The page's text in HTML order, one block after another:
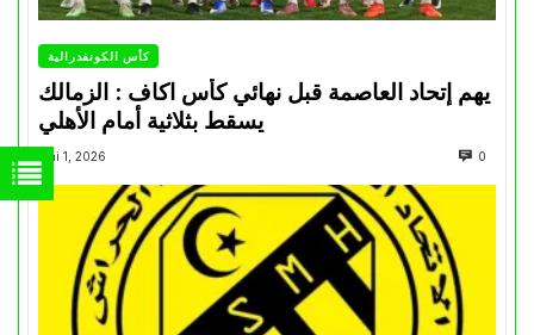
كأس الكونفدرالية
يهم إتحاد العاصمة قبل نهائي كأس اكاف : الزمالك
Mai 1, 2026 0